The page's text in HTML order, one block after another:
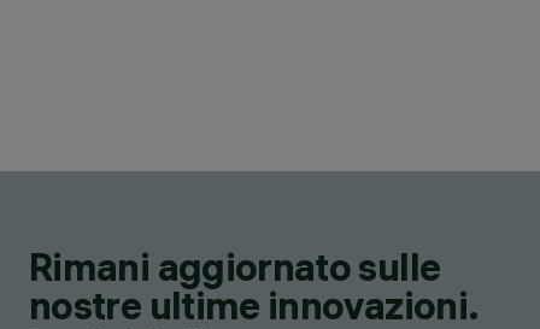
Rimani aggiornato sulle
nostre ultime innovazioni.